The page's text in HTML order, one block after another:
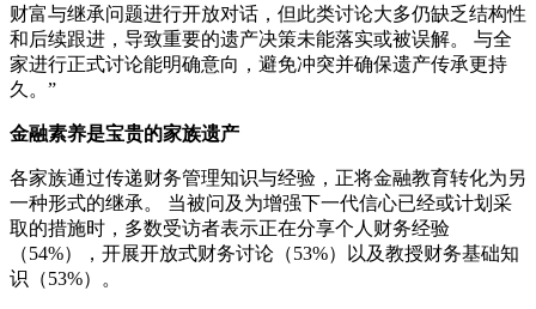
财富与继承问题进行开放对话，但此类讨论大多仍缺乏结构性
和后续跟进，导致重要的遗产决策未能落实或被误解。 与全
家进行正式讨论能明确意向，避免冲突并确保遗产传承更持
久。”
金融素养是宝贵的家族遗产
各家族通过传递财务管理知识与经验，正将金融教育转化为另
一种形式的继承。 当被问及为增强下一代信心已经或计划采
取的措施时，多数受访者表示正在分享个人财务经验
（54%），开展开放式财务讨论（53%）以及教授财务基础知
识（53%）。